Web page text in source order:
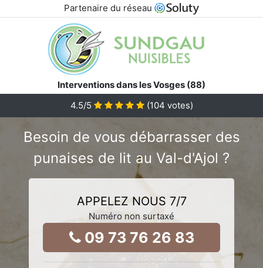
Partenaire du réseau
Interventions dans les Vosges (88)
4.5/5 (104 votes)
Besoin de vous débarrasser des
punaises de lit au Val-d'Ajol ?
APPELEZ NOUS 7/7
Numéro non surtaxé
09 73 76 26 83